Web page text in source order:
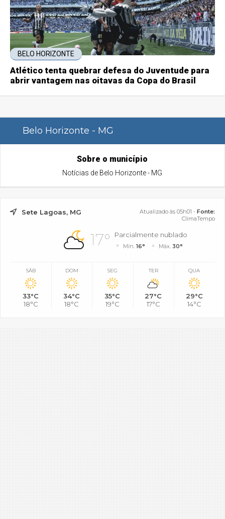
BELO HORIZONTE
Atlético tenta quebrar defesa do Juventude para
abrir vantagem nas oitavas da Copa do Brasil
Belo Horizonte - MG
Sobre o município
Notícias de Belo Horizonte - MG
Sete Lagoas, MG Atualizado às 05h01 - Fonte:
ClimaTempo
17° Parcialmente nublado
Mín.16° Máx. 30°
SÁB
33°C
18°C
DOM
34°C
18°C
SEG
35°C
19°C
TER
27°C
17°C
QUA
29°C
14°C